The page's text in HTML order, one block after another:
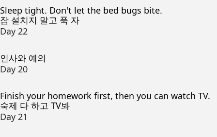
Sleep tight. Don't let the bed bugs bite.
잠 설치지 말고 푹 자
Day 22
인사와 예의
Day 20
Finish your homework first, then you can watch TV.
숙제 다 하고 TV봐
Day 21